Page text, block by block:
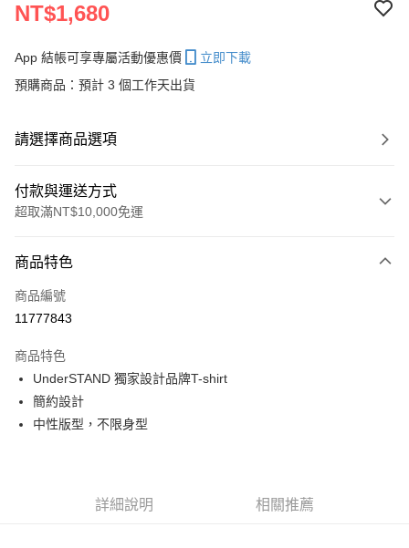
NT$1,680
App 結帳可享專屬活動優惠價
立即下載
預購商品：預計 3 個工作天出貨
請選擇商品選項
付款與運送方式
超取滿NT$10,000免運
信用卡一次付款
超商取貨付款
Apple Pay
Google Pay
每筆NT$80，滿NT$10,000(含以上)免運費
商品特色
商品編號
11777843
商品特色
UnderSTAND 獨家設計品牌T-shirt
簡約設計
中性版型，不限身型
詳細說明 相關推薦